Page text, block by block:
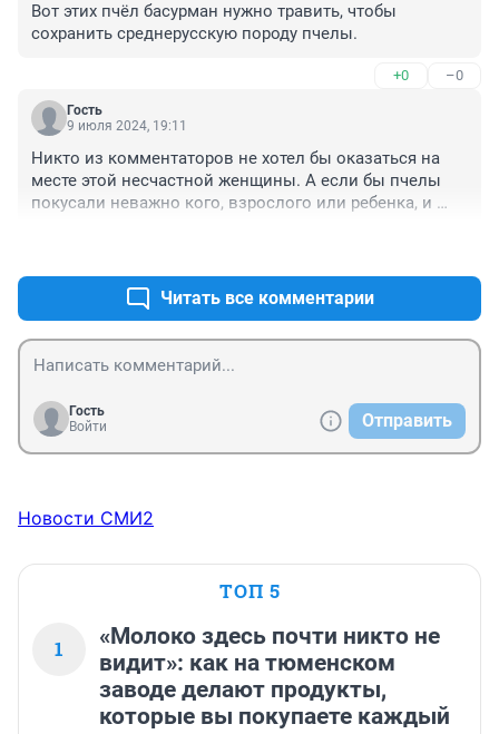
Вот этих пчёл басурман нужно травить, чтобы
сохранить среднерусскую породу пчелы.
+0 –0
Гость
9 июля 2024, 19:11
Никто из комментаторов не хотел бы оказаться на
месте этой несчастной женщины. А если бы пчелы
покусали неважно кого, взрослого или ребенка, и
специалистов - пчеловода и врача.
Читать все комментарии
Гость
Войти
Отправить
Новости СМИ2
ТОП 5
1
«Молоко здесь почти никто не
видит»: как на тюменском
заводе делают продукты,
которые вы покупаете каждый